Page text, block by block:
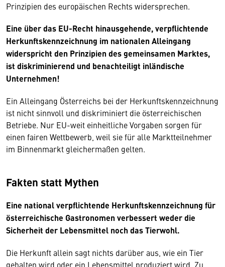
Prinzipien des europäischen Rechts widersprechen.
Eine über das EU-Recht hinausgehende, verpflichtende
Herkunftskennzeichnung im nationalen Alleingang
widerspricht den Prinzipien des gemeinsamen Marktes,
ist diskriminierend und benachteiligt inländische
Unternehmen!
Ein Alleingang Österreichs bei der Herkunftskennzeichnung
ist nicht sinnvoll und diskriminiert die österreichischen
Betriebe. Nur EU-weit einheitliche Vorgaben sorgen für
einen fairen Wettbewerb, weil sie für alle Marktteilnehmer
im Binnenmarkt gleichermaßen gelten.
Fakten statt Mythen
Eine national verpflichtende Herkunftskennzeichnung für
österreichische Gastronomen verbessert weder die
Sicherheit der Lebensmittel noch das Tierwohl.
Die Herkunft allein sagt nichts darüber aus, wie ein Tier
gehalten wird oder ein Lebensmittel produziert wird. Zu